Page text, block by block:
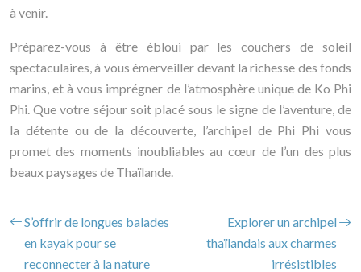
à venir.
Préparez-vous à être ébloui par les couchers de soleil
spectaculaires, à vous émerveiller devant la richesse des fonds
marins, et à vous imprégner de l’atmosphère unique de Ko Phi
Phi. Que votre séjour soit placé sous le signe de l’aventure, de
la détente ou de la découverte, l’archipel de Phi Phi vous
promet des moments inoubliables au cœur de l’un des plus
beaux paysages de Thaïlande.
S’offrir de longues balades
en kayak pour se
reconnecter à la nature
Explorer un archipel
thaïlandais aux charmes
irrésistibles